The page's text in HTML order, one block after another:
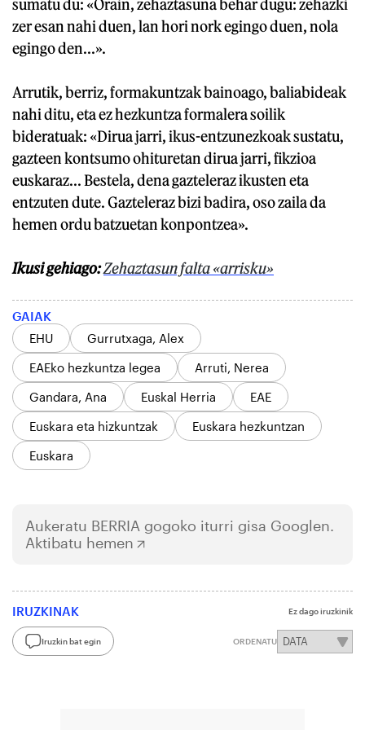
sumatu du: «Orain, zehaztasuna behar dugu: zehazki
zer esan nahi duen, lan hori nork egingo duen, nola
egingo den...».
Arrutik, berriz, formakuntzak bainoago, baliabideak
nahi ditu, eta ez hezkuntza formalera soilik
bideratuak: «Dirua jarri, ikus-entzunezkoak sustatu,
gazteen kontsumo ohituretan dirua jarri, fikzioa
euskaraz... Bestela, dena gazteleraz ikusten eta
entzuten dute. Gazteleraz bizi badira, oso zaila da
hemen ordu batzuetan konpontzea».
Ikusi gehiago:Zehaztasun falta «arrisku»
GAIAK
EHU
Gurrutxaga, Alex
EAEko hezkuntza legea
Arruti, Nerea
Gandara, Ana
Euskal Herria
EAE
Euskara eta hizkuntzak
Euskara hezkuntzan
Euskara
Aukeratu BERRIA gogoko iturri gisa Googlen.
Aktibatu hemen
IRUZKINAK Ez dago iruzkinik
Iruzkin bat egin ORDENATU